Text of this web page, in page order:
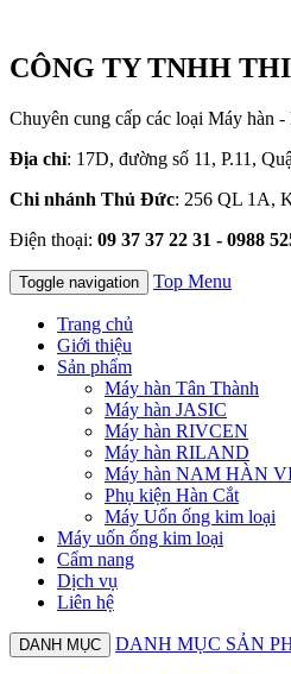
CÔNG TY TNHH
Chuyên cung cấp các loại Máy hàn
Địa chỉ: 17D, đường số 11, P.11,
Chi nhánh Thủ Đức: 256 QL 1A,
Điện thoại: 09 37 37 22 31 - 0988
Toggle navigation Top Menu
Trang chủ
Giới thiệu
Sản phẩm
Máy hàn Tân Thành
Máy hàn JASIC
Máy hàn RIVCEN
Máy hàn RILAND
Máy hàn NAM HÀN
Phụ kiện Hàn Cắt
Máy Uốn ống kim loại
Máy uốn ống kim loại
Cẩm nang
Dịch vụ
Liên hệ
DANH MỤC DANH MỤC SẢN